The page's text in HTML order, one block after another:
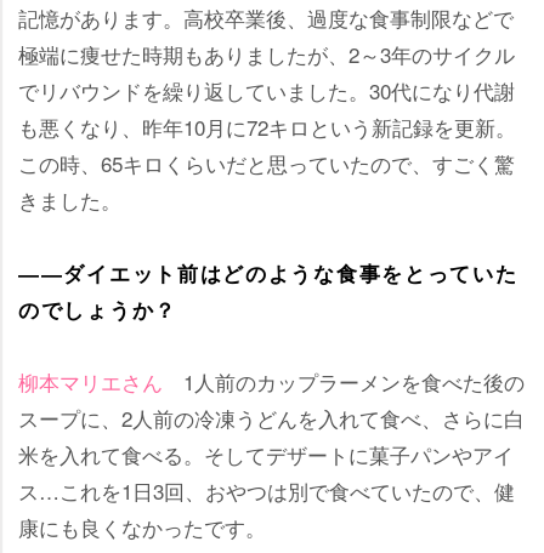
記憶があります。高校卒業後、過度な食事制限などで
極端に痩せた時期もありましたが、2～3年のサイクル
でリバウンドを繰り返していました。30代になり代謝
も悪くなり、昨年10月に72キロという新記録を更新。
この時、65キロくらいだと思っていたので、すごく驚
きました。
――ダイエット前はどのような食事をとっていた
のでしょうか？
柳本マリエさん 1人前のカップラーメンを食べた後の
スープに、2人前の冷凍うどんを入れて食べ、さらに白
米を入れて食べる。そしてデザートに菓子パンやアイ
ス…これを1日3回、おやつは別で食べていたので、健
康にも良くなかったです。